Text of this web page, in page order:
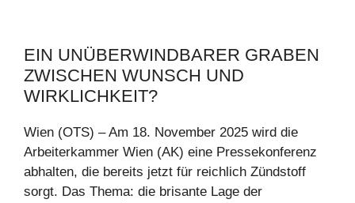
EIN UNÜBERWINDBARER GRABEN
ZWISCHEN WUNSCH UND
WIRKLICHKEIT?
Wien (OTS) – Am 18. November 2025 wird die
Arbeiterkammer Wien (AK) eine Pressekonferenz
abhalten, die bereits jetzt für reichlich Zündstoff
sorgt. Das Thema: die brisante Lage der